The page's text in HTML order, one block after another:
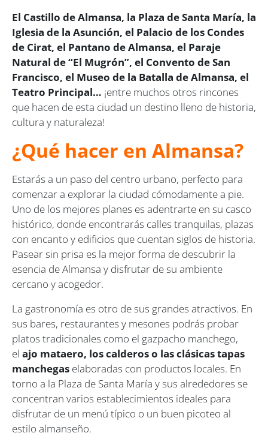
El Castillo de Almansa, la Plaza de Santa María, la
Iglesia de la Asunción, el Palacio de los Condes
de Cirat, el Pantano de Almansa, el Paraje
Natural de “El Mugrón”, el Convento de San
Francisco, el Museo de la Batalla de Almansa, el
Teatro Principal… ¡entre muchos otros rincones
que hacen de esta ciudad un destino lleno de historia,
cultura y naturaleza!
¿Qué hacer en Almansa?
Estarás a un paso del centro urbano, perfecto para
comenzar a explorar la ciudad cómodamente a pie.
Uno de los mejores planes es adentrarte en su casco
histórico, donde encontrarás calles tranquilas, plazas
con encanto y edificios que cuentan siglos de historia.
Pasear sin prisa es la mejor forma de descubrir la
esencia de Almansa y disfrutar de su ambiente
cercano y acogedor.
La gastronomía es otro de sus grandes atractivos. En
sus bares, restaurantes y mesones podrás probar
platos tradicionales como el gazpacho manchego,
el ajo mataero, los calderos o las clásicas tapas
manchegas elaboradas con productos locales. En
torno a la Plaza de Santa María y sus alrededores se
concentran varios establecimientos ideales para
disfrutar de un menú típico o un buen picoteo al
estilo almanseño.